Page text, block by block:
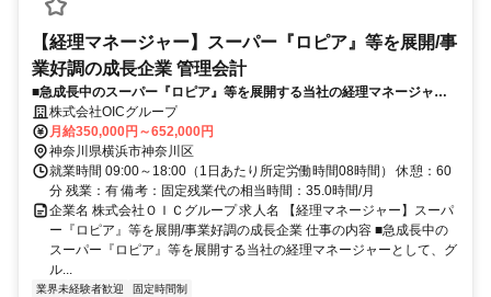
【経理マネージャー】スーパー『ロピア』等を展開/事
業好調の成長企業 管理会計
■急成長中のスーパー『ロピア』等を展開する当社の経理マネージャー
として、グループ全体の経理業務全般およびマネジメントをお任せしま
す。会社として高い成長率を維持する安定経営基盤のもと就業可能で
す。
株式会社OICグループ
月給350,000円～652,000円
神奈川県横浜市神奈川区
就業時間 09:00～18:00（1日あたり所定労働時間08時間） 休憩：60
分 残業：有 備考：固定残業代の相当時間：35.0時間/月
企業名 株式会社ＯＩＣグループ 求人名 【経理マネージャー】スーパ
ー『ロピア』等を展開/事業好調の成長企業 仕事の内容 ■急成長中の
スーパー『ロピア』等を展開する当社の経理マネージャーとして、グ
ル...
業界未経験者歓迎 固定時間制